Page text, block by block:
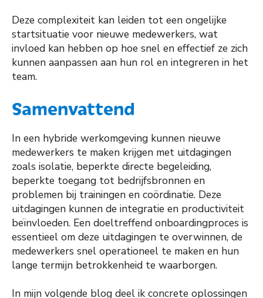
Deze complexiteit kan leiden tot een ongelijke
startsituatie voor nieuwe medewerkers, wat
invloed kan hebben op hoe snel en effectief ze zich
kunnen aanpassen aan hun rol en integreren in het
team.
Samenvattend
In een hybride werkomgeving kunnen nieuwe
medewerkers te maken krijgen met uitdagingen
zoals isolatie, beperkte directe begeleiding,
beperkte toegang tot bedrijfsbronnen en
problemen bij trainingen en coördinatie. Deze
uitdagingen kunnen de integratie en productiviteit
beïnvloeden. Een doeltreffend onboardingproces is
essentieel om deze uitdagingen te overwinnen, de
medewerkers snel operationeel te maken en hun
lange termijn betrokkenheid te waarborgen.
In mijn volgende blog deel ik concrete oplossingen